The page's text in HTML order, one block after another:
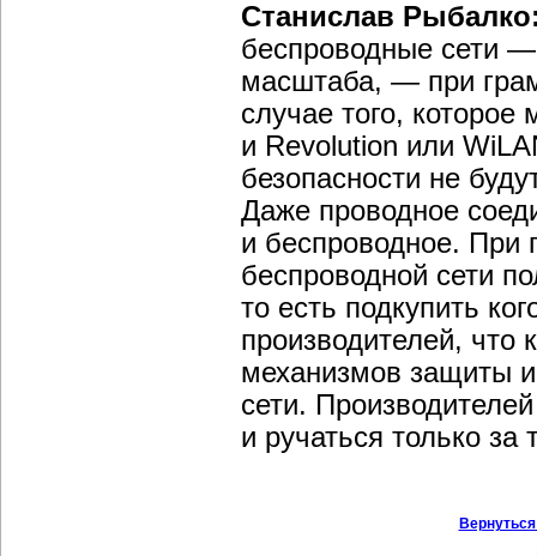
Станислав
беспроводные сети —
масштаба, — при
случае того,
и Revolution или
безопасности не
Даже проводное
и беспроводное. При
беспроводной сети
то есть подкупить
производителей, что
механизмов защиты и
сети.
и ручаться только